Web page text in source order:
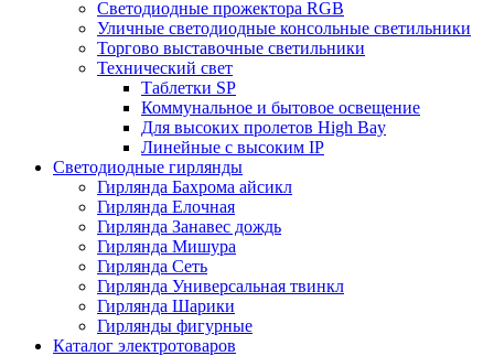
Светодиодные прожектора RGB
Уличные светодиодные консольные светильники
Торгово выставочные светильники
Технический свет
Таблетки SP
Коммунальное и бытовое освещение
Для высоких пролетов High Bay
Линейные с высоким IP
Светодиодные гирлянды
Гирлянда Бахрома айсикл
Гирлянда Елочная
Гирлянда Занавес дождь
Гирлянда Мишура
Гирлянда Сеть
Гирлянда Универсальная твинкл
Гирлянда Шарики
Гирлянды фигурные
Каталог электротоваров